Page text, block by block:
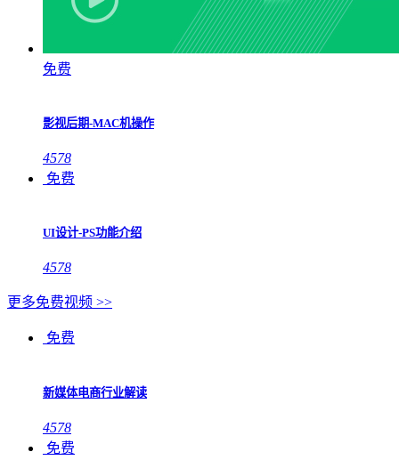
免费
影视后期-MAC机操作
4578
免费
UI设计-PS功能介绍
4578
更多免费视频 >>
免费
新媒体电商行业解读
4578
免费